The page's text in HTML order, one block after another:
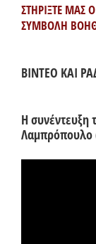
ΣΤΗΡΙΞΤΕ ΜΑΣ
ΣΥΜΒΟΛΗ
ΒΙΝΤΕΟ ΚΑΙ
Η
Λαμπρόπουλο